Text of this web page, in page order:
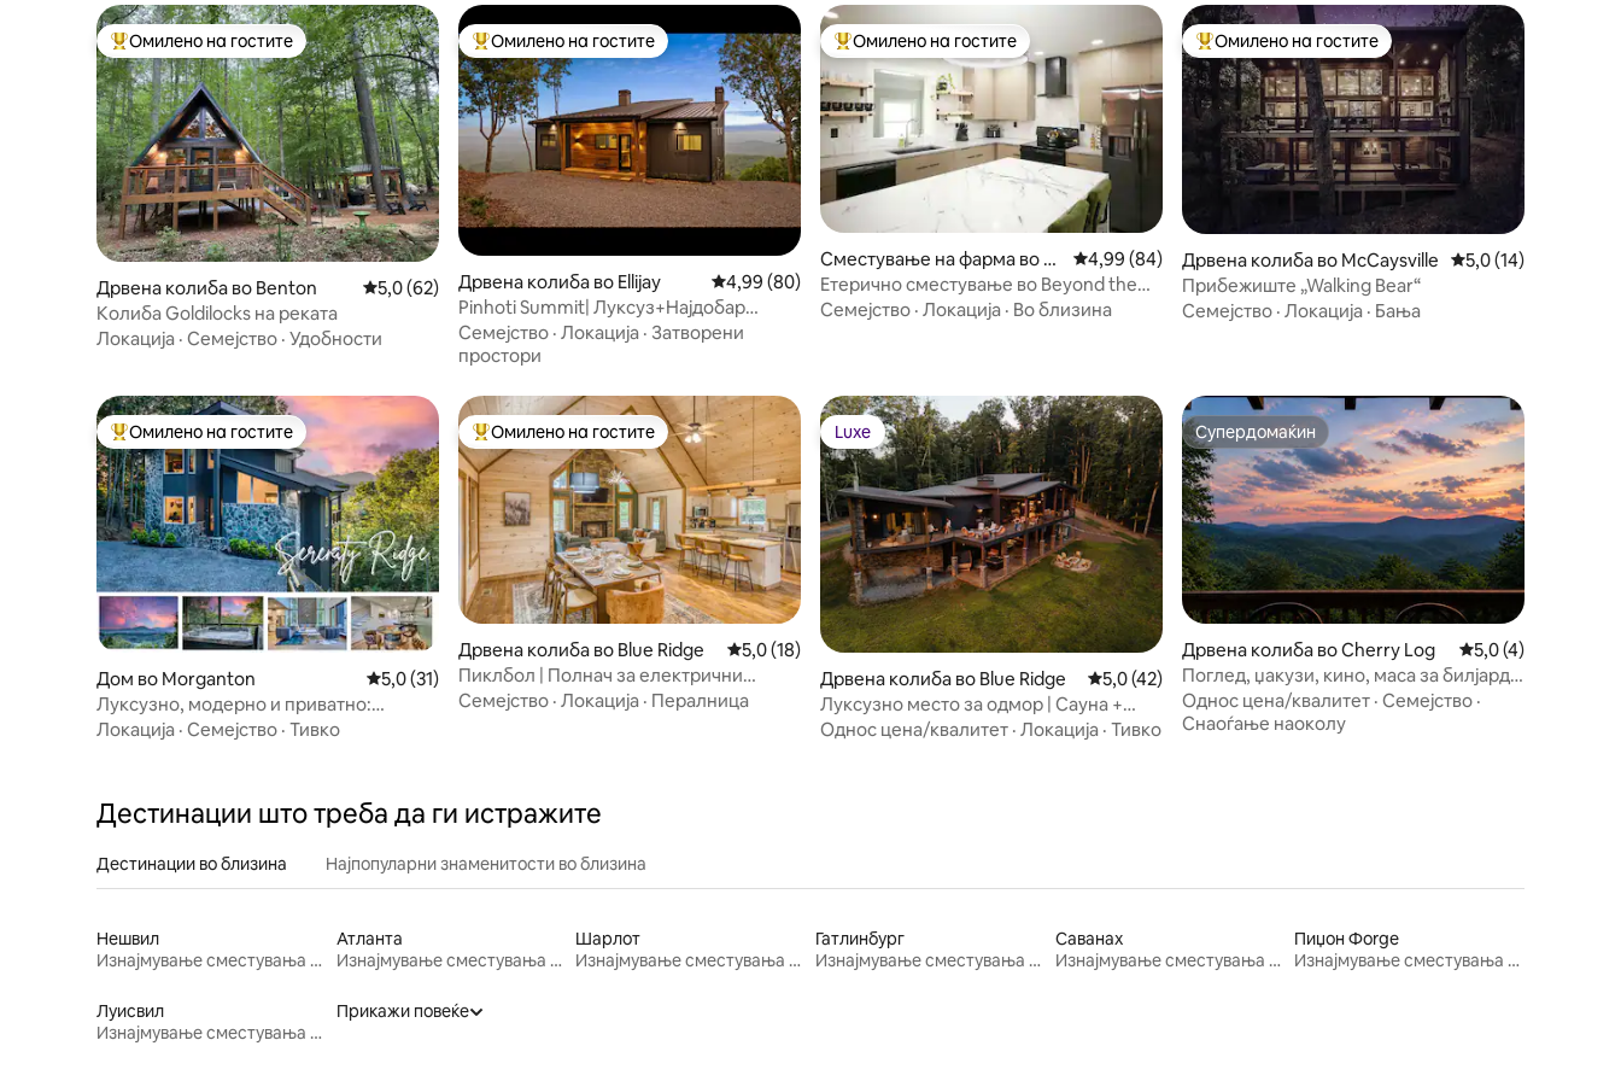
Меѓу најуспешните „Омилени на гостите“
Омилено на гостите
Дрвена колиба во Benton Просечна оцена: 5,0 од 5, 62 рецензии
5,0 (62)
Колиба Goldilocks на реката
Локација · Семејство · Удобности
Меѓу најуспешните „Омилени на гостите“
Омилено на гостите
Дрвена колиба во Ellijay Просечна оцена: 4,99 од 5, 80 рецензии
4,99 (80)
Pinhoti Summit| Луксуз+Најдобар
поглед на планината Џакузи
Семејство · Локација · Затворени
простори
Меѓу најуспешните „Омилени на гостите“
Омилено на гостите
Сместување на фарма во B
enton
Просечна оцена: 4,99 од 5, 84 рецензии
4,99 (84)
Етерично сместување во Beyond the
Veil
Семејство · Локација · Во близина
Меѓу најуспешните „Омилени на гостите“
Омилено на гостите
Дрвена колиба во McCaysville Просечна оцена:
5,0 (14)
Прибежиште „Walking Bear“
Семејство · Локација · Бања
Меѓу најуспешните „Омилени на гостите“
Омилено на гостите
Дом во Morganton Просечна оцена: 5,0 од 5, 31 рецензии
5,0 (31)
Луксузно, модерно и приватно:
џакузи, поглед на планините, огниште
Локација · Семејство · Тивко
Меѓу најуспешните „Омилени на гостите“
Омилено на гостите
Дрвена колиба во Blue Ridge Просечна оцена: 5,0 од 5, 18 рецензии
5,0 (18)
Пиклбол | Полнач за електрични
возила | Џакузи | 6 минути до градот
Семејство · Локација · Пералница
Luxe
Luxe
Дрвена колиба во Blue Ridge Просечна оцена: 5,0 од 5, 42 рецензии
5,0 (42)
Луксузно место за одмор | Сауна +
импресивна главна спална соба +
Однос цена/квалитет · Локација · Тивко
Супердомаќин
Супердомаќин
Дрвена колиба во Cherry Log Просечна оцена:
5,0 (4)
Поглед, џакузи, кино, маса за билјард,
аркада!
Однос цена/квалитет · Семејство ·
Снаоѓање наоколу
Дестинации што треба да ги истражите
Дестинации во близина Најпопуларни знаменитости во близина
Нешвил
Изнајмување сместувања за одмор
Атланта
Изнајмување сместувања за одмор
Шарлот
Изнајмување сместувања за одмор
Гатлинбург
Изнајмување сместувања за одмор
Саванах
Изнајмување сместувања за одмор
Пиџон Фorge
Изнајмување сместувања за одмор
Луисвил
Изнајмување сместувања за одмор
Прикажи повеќе